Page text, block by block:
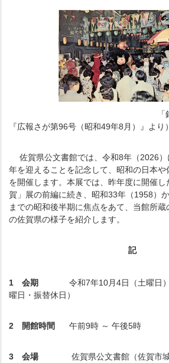
「
『広報さが第96号（昭和49年8月）』より）
佐賀県公文書館では、令和8年（2026）
年を迎えることを記念して、昭和の日本
を開催します。本展では、昨年度に開催
賀」展の前編に続き、昭和33年（1958）
までの昭和後半期に焦点をあて、当館所
の佐賀県の様子を紹介します。
記
1 会期
令和7年10月4日（土曜日）
曜日・振替休日）
2 開館時間 午前9時 ～ 午後5時
3 会場
佐賀県公文書館（佐賀市